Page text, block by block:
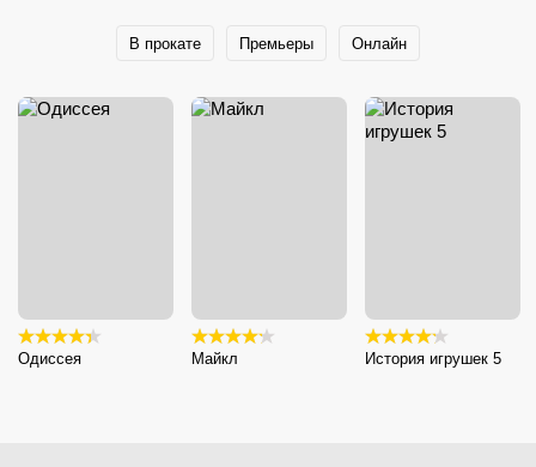
В прокате Премьеры Онлайн
Одиссея Майкл История игрушек 5